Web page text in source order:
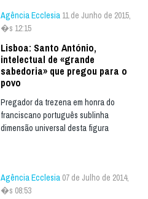
Agência Ecclesia 11 de Junho de 2015,
�s 12:15
Lisboa: Santo António,
intelectual de «grande
sabedoria» que pregou para o
povo
Pregador da trezena em honra do
franciscano português sublinha
dimensão universal desta figura
Agência Ecclesia 07 de Julho de 2014,
�s 08:53